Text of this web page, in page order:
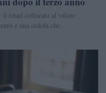
il retail collocato al valore
e una cedola che…